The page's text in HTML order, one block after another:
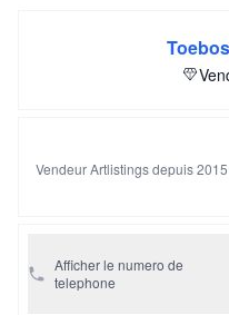
Vendeur Artlistings depuis 2015
Afficher le numero de
telephone